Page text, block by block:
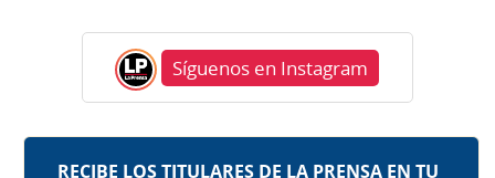
Síguenos en Instagram